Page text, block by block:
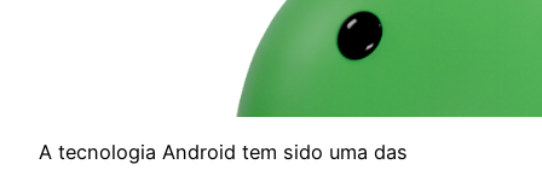
A tecnologia Android tem sido uma das